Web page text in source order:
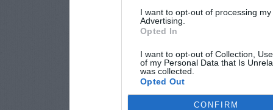
I want to opt-out of processing
Advertising.
Opted In
I want to opt-out of Collection,
of my Personal Data that Is
was collected.
Opted Out
CONFIRM